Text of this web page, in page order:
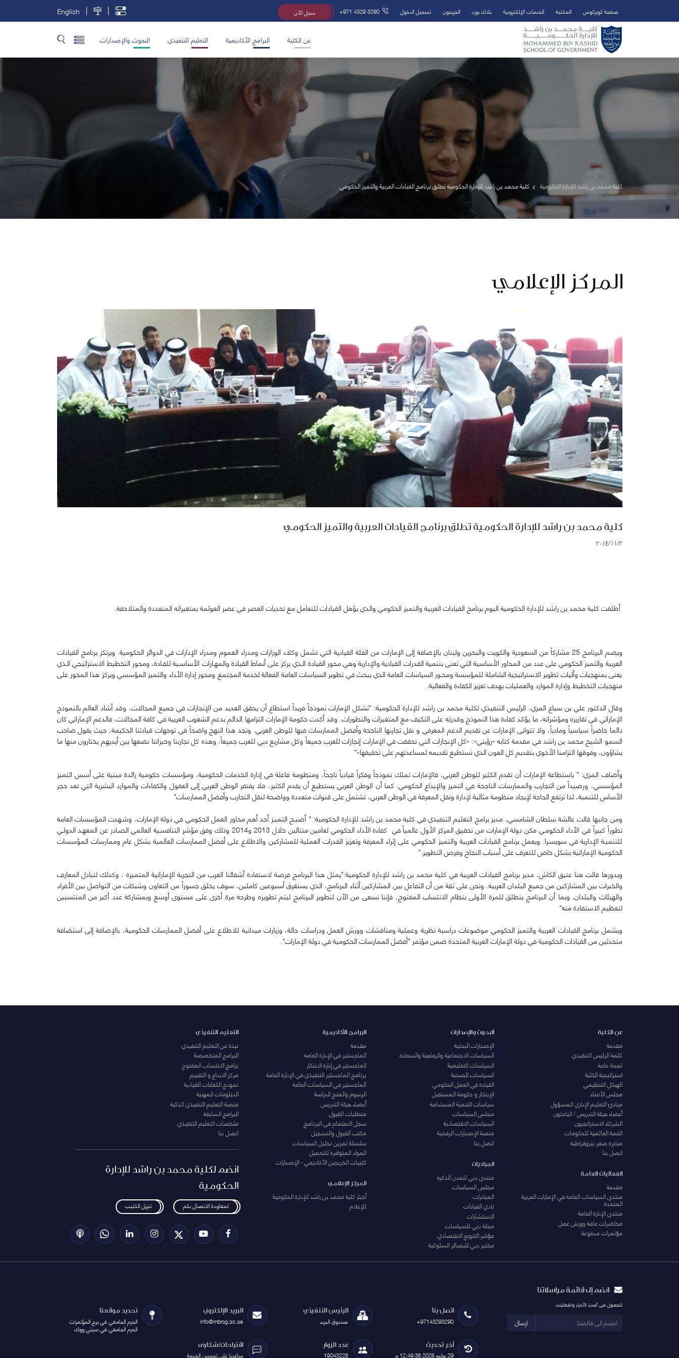
صفحة كويركوس المكتبة الخدمات الإلكترونية بلاك بورد الخريجون تسجيل الدخول +971 4329 3290 سجل الآن English
عن الكلية البرامج الأكاديمية التعليم التنفيذي البحوث والإصدارات
كلية محمد بن راشد للإدارة الحكومية كلية محمد بن راشد للإدارة الحكومية تطلق برنامج القيادات العربية والتميز الحكومي
المركز الإعلامي
كلية محمد بن راشد للإدارة الحكومية تطلق برنامج القيادات العربية والتميز الحكومي
٢‏/١١‏/٢٠١٤
أطلقت كلية محمد بن راشد للإدارة الحكومية اليوم برنامج القيادات العربية والتميز الحكومي والذي يؤهل القيادات للتعامل مع تحديات العصر في عصر العولمة بمتغيراته المتعددة والمتلاحقة.
ويضم البرنامج 25 مشاركاً من السعودية والكويت والبحرين ولبنان بالإضافة إلى الإمارات من الفئة القيادية التي تشمل وكلاء الوزارات ومدراء العموم ومدراء الإدارات في الدوائر الحكومية. ويرتكز برنامج القيادات
العربية والتميز الحكومي على عدد من المحاور الأساسية التي تعنى بتنمية القدرات القيادية والإدارية وهي محور القيادة الـذي يركز على أنماط القيادة والمهـارات الأساسـية للقـادة، ومحور التخطيط الاستراتيجي الـذي
يعنى بمنهجيات وآليات تطوير الاستراتيجية الشاملة للمؤسسة ومحـور السياسات العامة الذي يبحث في تطوير السياسات العامة الفعالة لخدمة المجتمع ومحور إدارة الأداء والتميز المؤسسي ويركز هذا المحور على
منهجيات التخطيط وإدارة الموارد والعمليات بهدف تعزيز الكفاءة والفعالية.
وقال الدكتور علي بن سباع المري، الرئيس التنفيذي لكلية محمد بن راشد للإدارة الحكومية: "تشكل الإمارات نموذجاً فريداً استطاع أن يحقق العديد من الإنجازات في جميع المجالات، وقد أشاد العالم بالنموذج
الإماراتي في تقاريره ومؤشراته، ما يؤكد كفاءة هذا النموذج وقدرته على التكيف مع المتغيرات والتطورات. وقد أكدت حكومة الإمارات التزامها الدائم بدعم الشعوب العربية في كافة المجالات، فالدعم الإماراتي كان
دائما حاضراً سياسياً ومادياً، ولا تتوانى الإمارات عن تقديم الدعم المعرفي و نقل تجاربها الناجحة وأفضل الممارسات فيها للوطن العربي. ونجد هذا النهج واضحاً في توجهات قيادتنا الحكيمة، حيث يقول صاحب
السمو الشيخ محمد بن راشد في مقدمة كتابه «رؤيتي»: «كل الإنجازات التي تحققت في الإمارات إنجازات للعرب جميعاً وكل مشاريع دبي للعرب جميعاً، وهذه كل تجاربنا وخبراتنا نضعها بين أيديهم يختارون منها ما
يشاؤون، وفوقها التزامنا الأخوي بتقديم كل العون الذي نستطيع تقديمه لمساعدتهم على تحقيقها»"
وأضاف المري: " باستطاعة الإمارات أن تقدم الكثير للوطن العربي، فالإمارات تملك نموذجاً وفكراً قيادياً ناجحاً، ومنظومة فاعلة في إدارة الخدمات الحكومية، ومؤسسات حكومية رائدة مبنية على أسس التميز
المؤسسي، ورصيداً من التجارب والممارسات الناجحة في التميز والإبداع الحكومي. كما أن الوطن العربي يستطيع أن يقدم الكثير، فلا يفتقر الوطن العربي إلى العقول والكفاءات والموارد البشرية التي تعد حجر
الأساس للتنمية، لذا ترتفع الحاجة لإيجاد منظومة مثالية لإدارة ونقل المعرفة في الوطن العربي، تشتمل على قنوات متعددة وواضحة لنقل التجارب وأفضل الممارسات"
ومن جانبها قالت عائشة سلطان الشامسي، مدير برامج التعليم التنفيذي في كلية محمد بن راشد للإدارة الحكومية: " أصبـح التميـز أحد أهم محاور العمل الحكومي في دولة الإمارات، وشـهدت المؤسسات العامة
تطوراً كبيراً في الأداء الحكومـي مكن دولة الإمارات من تحقيق المركز الأول عالمياً في كفاءة الأداء الحكومي لعامين متتالين خلال 2013 و2014 وذلك وفق مؤشر التنافسـية العالمي الصـادر عن المعهـد الدولـي
للتنميـة الإدارية في سويسـرا. ويعمل برنامج القيادات العربية والتميز الحكومي على إثراء المعرفة وتعزيز القدرات العملية للمشاركين والاطلاع على أفضل الممارسات العالمية بشكل عام وممارسات المؤسسات
الحكومية الإماراتية بشكل خاص للتعرف على أسباب النجاح وفرص التطوير."
وبدورها قالت هنا عتيق الكاش، مدير برنامج القيادات العربية في كلية محمد بن راشد للإدارة الحكومية:"يمثل هذا البرنامج فرصة لاستفادة أشقائنا العرب من التجربة الإماراتية المتميزة ، وكذلك لتبادل المعارف
والخبرات بين المشاركين من جميع البلدان العربية. ونحن على ثقة من أن التفاعل بين المشاركين أثناء البرنامج، الذي يستغرق أسبوعين كاملين، سوف يخلق جسوراً من التعاون وشبكات من التواصل بين الأفراد
والهيئات والبلدان. وبما أن البرنامج ينطلق للمرة الأولى بنظام الانتساب المفتوح، فإننا نسعى من الآن لتطوير البرنامج ليتم تطويره وطرحه مرة أخرى على مستوى أوسع وبمشاركة عدد أكبر من المنتسبين
لتعظيم الاستفادة منه"
ويشمل برنامج القيادات العربية والتميز الحكومي موضوعات دراسية نظرية وعملية ومناقشات وورش العمل ودراسات حالة، وزيارات ميدانية للاطلاع على أفضل الممارسات الحكومية، بالإضافة إلى استضافة
متحدثين من القيادات الحكومية في دولة الإمارات العربية المتحدة ضمن مؤتمر "أفضل الممارسات الحكومية في دولة الإمارات".
عن الكلية
مقدمة
كلمة الرئيس التنفيذي
لمحة عامة
استراتيجية الكلية
الهيكل التنظيمي
مجلس الأمناء
مبادئ التعليم الإداري المسؤول
أعضاء هيئة التدريس / الباحثون
الشركاء الاستراتجيون
القمة العالمية للحكومات
مبادرة صفر بيروقراطية
اتصل بنا
الفعاليات العامة
مقدمة
منتدى السياسات العامة في الإمارات العربية
المتحدة
منتدى الإدارة العامة
محاضرات عامة وورش عمل
مؤتمرات مدفوعة
البحوث والإصدارات
الإصدارات البحثية
السياسات الاجتماعية والرفاهية والسعادة
السياسات التعليمية
السياسات الصحية
القيادة في العمل الحكومي
الإبتكار و حكومة المستقبل
سياسات التنمية المستدامة
مجلس السياسات
السياسات الاقتصادية
منصة الإصدارات الرقمية
اتصل بنا
المبادرات
منتدى دبي للمدن الذكية
مجلس السياسات
المبادرات
نادي القيادات
الاستشارات
مجلة دبي للسياسات
مؤشر التنويع الاقتصادي
مختبر دبي للبصائر السلوكية
البرامج الأكاديمية
مقدمة
الماجستير في الإدارة العامة
الماجستير في إدارة الابتكار
برنامج الماجستير التنفيذي في الإدارة العامة
الماجستير في السياسات العامة
الرسوم والمنح الدراسة
أعضاء هيئة التدريس
متطلبات القبول
سجل الاهتمام في البرنامج
مكتب القبول والتسجيل
سلسلة تمرين تحليل السياسات
المواد المتوافرة للتحميل
كتيبات الخريجين الأكاديمي - الإصدارات
المركز الإعلامي
أخبار كلية محمد بن راشد للإدارة الحكومية
للإعلام
التعليم التنفيذي
نبذة عن التعليم التنفيذي
البرامج المتخصصة
برامج الانتساب المفتوح
مركز الابداع و التقييم
نموذج الكفاءات القيادية
الدبلومات المهنية
منصة التعليم التنفيذي الذكية
البرامج السابقة
ملخصات التعليم التنقيذي
اتصل بنا
انضم لكلية محمد بن راشد للإدارة
الحكومية
لمعاودة الاتصال بكم تنزيل الكتيب
انضم إلى قائمة مراسلاتنا
للحصول على أحدث الأخبار والفعاليات
ارسال
اتصل بنا
+97143293290
الرئيس التنفيذي
صندوق البريد
البريد الإلكتروني
info@mbrsg.ac.ae
تحديد موقعنا
الحرم الجامعي في برج المؤتمرات
الحرم الجامعي في سيتي ووك
آخر تحديث
29 يوليو 2026 12:49:38 م
عدد الزوار
19043228
اقتراحات/شكاوى
ساعدنا على تحسين الخدمة